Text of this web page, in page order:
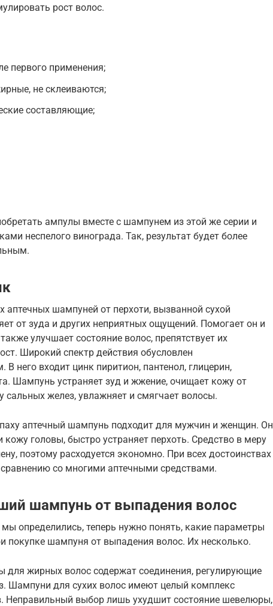
рост волос.
первого применения;
не склеиваются;
составляющие;
ампулы вместе с шампунем из этой же серии и
неспелого винограда. Так, результат будет более
шампуней от перхоти, вызванной сухой
от зуда и других неприятных ощущений. Помогает он и
улучшает состояние волос, препятствует их
Широкий спектр действия обусловлен
него входит цинк пиритион, пантенол, глицерин,
Шампунь устраняет зуд и жжение, очищает кожу от
сальных желез, увлажняет и смягчает волосы.
аптечный шампунь подходит для мужчин и женщин. Он
головы, быстро устраняет перхоть. Средство в меру
поэтому расходуется экономно. При всех достоинствах
со многими аптечными средствами.
шампунь от выпадения волос
определились, теперь нужно понять, какие параметры
покупке шампуня от выпадения волос. Их несколько.
для жирных волос содержат соединения, регулирующие
Шампуни для сухих волос имеют целый комплекс
Неправильный выбор лишь ухудшит состояние шевелюры,